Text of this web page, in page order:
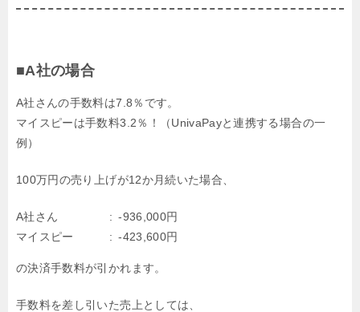
■A社の場合
A社さんの手数料は7.8％です。
マイスピーは手数料3.2％！（UnivaPayと連携する場合の一
例）
100万円の売り上げが12か月続いた場合、
A社さん
-936,000円
マイスピー
-423,600円
の決済手数料が引かれます。
手数料を差し引いた売上としては、